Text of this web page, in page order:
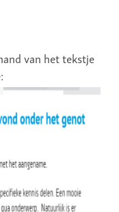
van het tekstje